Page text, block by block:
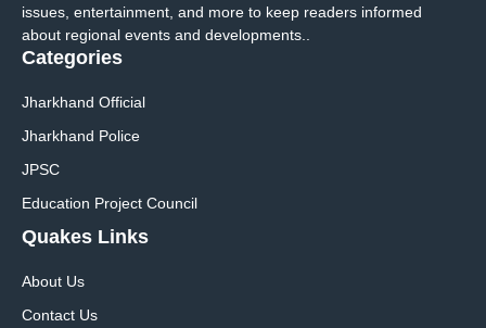
issues, entertainment, and more to keep readers informed
about regional events and developments..
Categories
Jharkhand Official
Jharkhand Police
JPSC
Education Project Council
Quakes Links
About Us
Contact Us